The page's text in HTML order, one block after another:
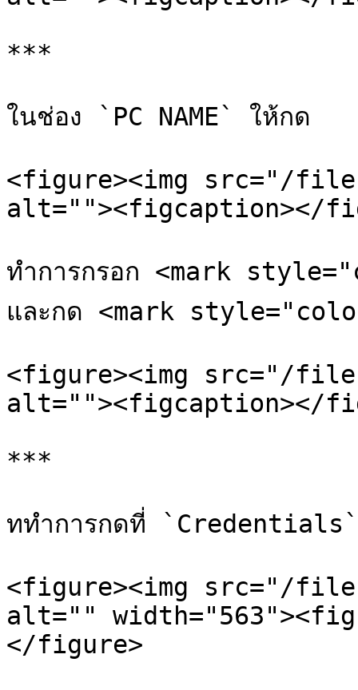
***
ในช่อง `PC NAME` ให้กด
<figure><img src="/
alt=""><figcaption></
ทำการกรอก <mark
และกด <mark
<figure><img src="/files/
alt=""><figcaption></
***
ททำการกดที่ `Credentials`
<figure><img src="/files/
alt=""
</figure>